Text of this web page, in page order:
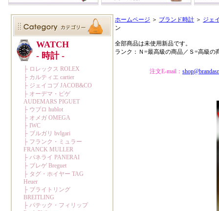
ホームページ ＞ ブランド時計 ＞ ジェ
ン
全部商品は未使用新品です。
ランク：Ｎ=最高級の商品／Ｓ=高級の
注文E-mail：